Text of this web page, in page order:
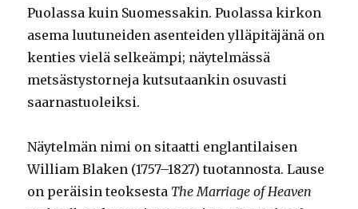
Puolassa kuin Suomessakin. Puolassa kirkon
asema luutuneiden asenteiden ylläpitäjänä on
kenties vielä selkeämpi; näytelmässä
metsästystorneja kutsutaankin osuvasti
saarnastuoleiksi.
Näytelmän nimi on sitaatti englantilaisen
William Blaken (1757–1827) tuotannosta. Lause
on peräisin teoksesta The Marriage of Heaven